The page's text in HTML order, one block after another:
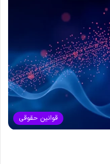
قوانین حقوقی